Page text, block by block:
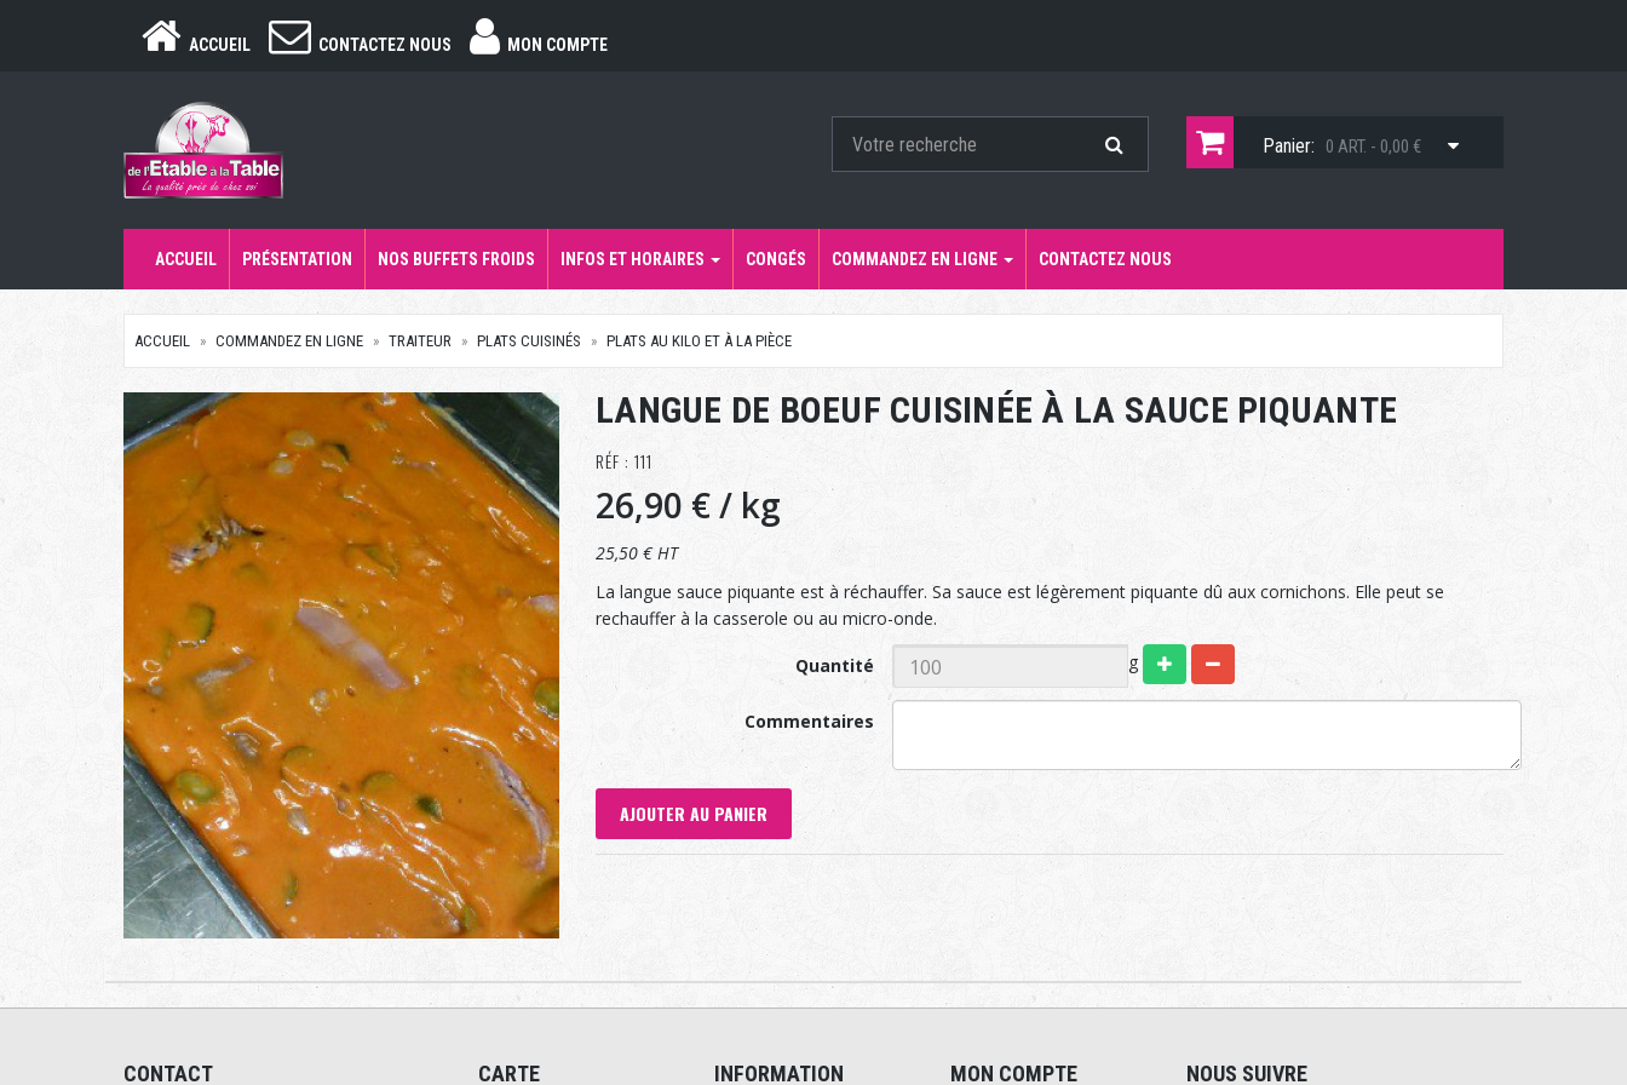
ACCUEIL CONTACTEZ NOUS MON COMPTE
Panier: 0 ART. - 0,00 €
ACCUEIL PRÉSENTATION NOS BUFFETS FROIDS INFOS ET HORAIRES CONGÉS COMMANDEZ EN LIGNE CONTACTEZ NOUS
ACCUEIL COMMANDEZ EN LIGNE TRAITEUR PLATS CUISINÉS PLATS AU KILO ET À LA PIÈCE
LANGUE DE BOEUF CUISINÉE À LA SAUCE PIQUANTE
RÉF : 111
26,90 €/ kg
25,50 € HT
La langue sauce piquante est à réchauffer. Sa sauce est légèrement piquante dû aux cornichons. Elle peut se
rechauffer à la casserole ou au micro-onde.
Quantité g
Commentaires
AJOUTER AU PANIER
CONTACT CARTE INFORMATION MON COMPTE NOUS SUIVRE